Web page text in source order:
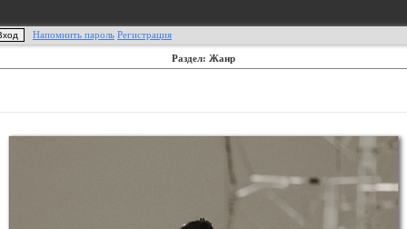
Напомнить пароль Регистрация
Раздел: Жанр